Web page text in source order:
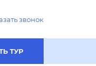
звонок
ТУР